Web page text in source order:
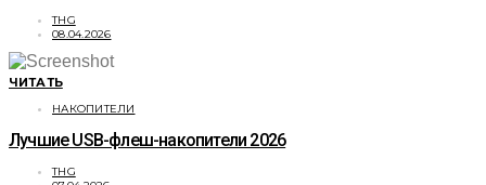
THG
08.04.2026
ЧИТАТЬ
НАКОПИТЕЛИ
Лучшие USB-флеш-накопители 2026
THG